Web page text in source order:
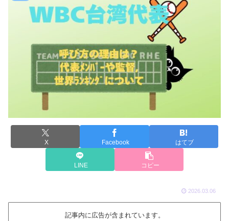
X Facebook はてブ
LINE コピー
2026.03.06
記事内に広告が含まれています。